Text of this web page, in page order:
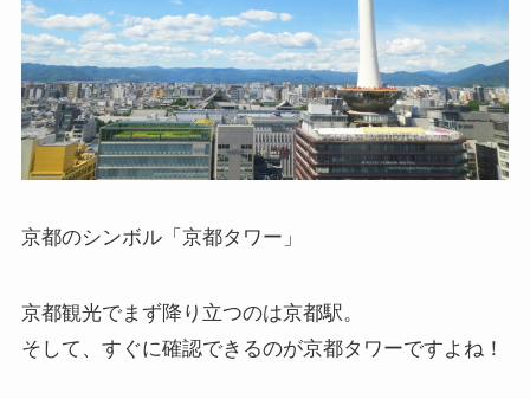
京都のシンボル「 京都タワー 」
京都観光でまず降り立つのは京都駅。
そして、すぐに確認できるのが京都タワーですよね！